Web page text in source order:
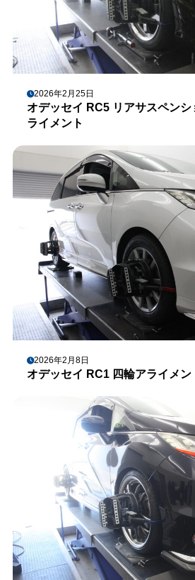
2026年2月25日
オデッセイ RC5 リアサスペン
ライメント
2026年2月8日
オデッセイ RC1 四輪アライメン